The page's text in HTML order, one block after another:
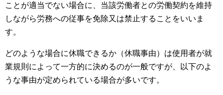
ことが適当でない場合に、当該労働者との労働契約を維持
しながら労務への従事を免除又は禁止することをいいま
す。
どのような場合に休職できるか（休職事由）は使用者が就
業規則によって一方的に決めるのが一般ですが、以下のよ
うな事由が定められている場合が多いです。